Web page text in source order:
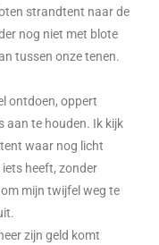
strandtent naar de
nog niet met blote
tussen onze tenen.
ontdoen, oppert
aan te houden. Ik kijk
waar nog licht
heeft, zonder
mijn twijfel weg te
zijn geld komt